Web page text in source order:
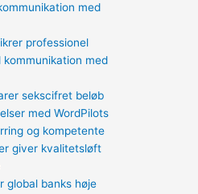
med
professionel
kommunikation med
sekscifret beløb
med WordPilots
og kompetente
giver kvalitetsløft
global banks høje